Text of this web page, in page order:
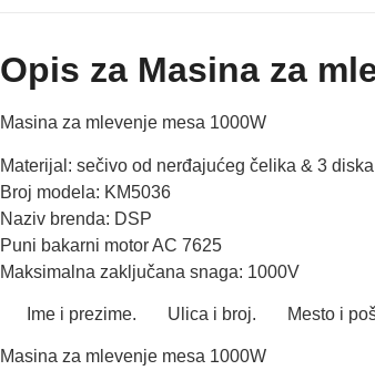
Opis za Masina za
Masina za mlevenje mesa 1000W
Materijal: sečivo od nerđajućeg čelika & 3
Broj modela: KM5036
Naziv brenda: DSP
Puni bakarni motor AC 7625
Maksimalna zaključana snaga: 1000V
Ime i prezime. Ulica i broj. Mesto i
Masina za mlevenje mesa 1000W